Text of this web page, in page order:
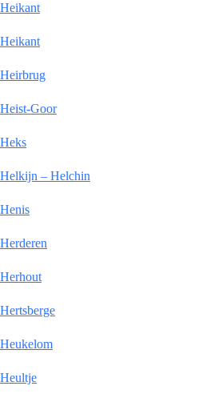
Heikant
Heikant
Heirbrug
Heist-Goor
Heks
Helkijn – Helchin
Henis
Herderen
Herhout
Hertsberge
Heukelom
Heultje